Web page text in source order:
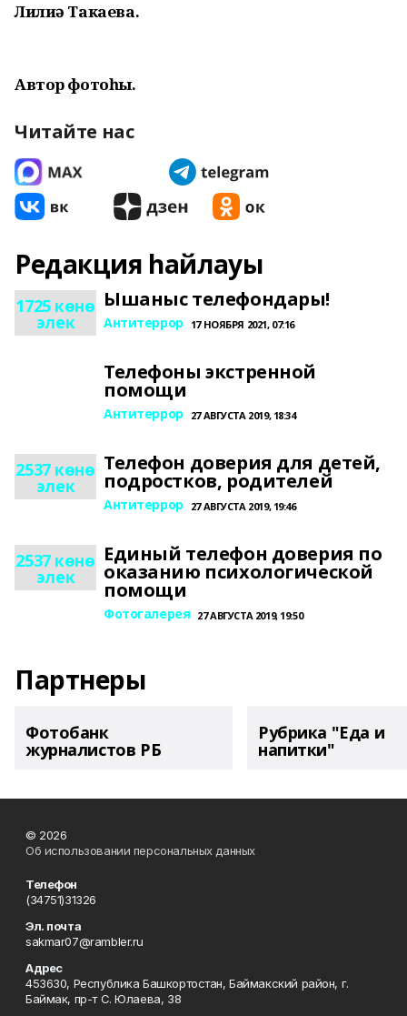
Лилиә Такаева.
Автор фотоһы.
Читайте нас
Редакция һайлауы
1725 көнө
элек
Ышаныс телефондары!
Антитеррор 17 НОЯБРЯ 2021, 07:16
Телефоны экстренной
помощи
Антитеррор 27 АВГУСТА 2019, 18:34
2537 көнө
элек
Телефон доверия для детей,
подростков, родителей
Антитеррор 27 АВГУСТА 2019, 19:46
2537 көнө
элек
Единый телефон доверия по
оказанию психологической
помощи
Фотогалерея 27 АВГУСТА 2019, 19:50
Партнеры
Фотобанк
журналистов РБ
Рубрика "Еда и
напитки"
© 2026
Об использовании персональных данных
Телефон
(34751)31326
Эл. почта
sakmar07@rambler.ru
Адрес
453630, Республика Башкортостан, Баймакский район, г.
Баймак, пр-т С. Юлаева, 38